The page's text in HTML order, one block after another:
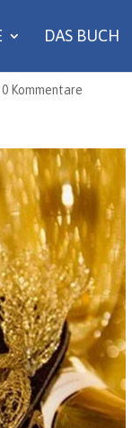
DAS BUCH
|0 Kommentare